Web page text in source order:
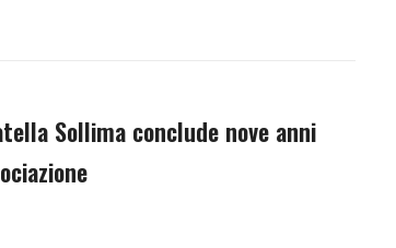
Sollima conclude nove anni